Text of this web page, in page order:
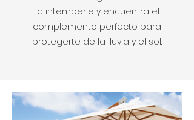
la intemperie y encuentra el
complemento perfecto para
protegerte de la lluvia y el sol.